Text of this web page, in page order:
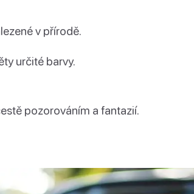
v přírodě.
určité barvy.
pozorováním a fantazií.